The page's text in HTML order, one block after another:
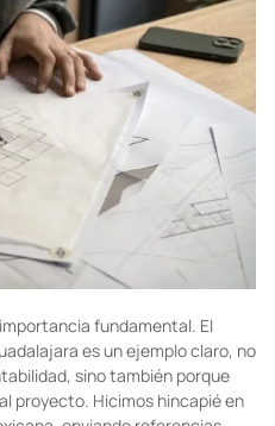
geográfico en la